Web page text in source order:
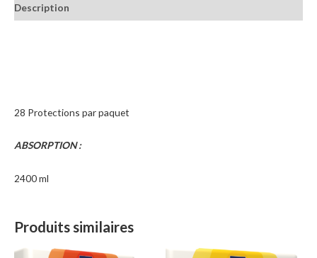
Description
28 Protections par paquet
ABSORPTION :
2400 ml
Produits similaires